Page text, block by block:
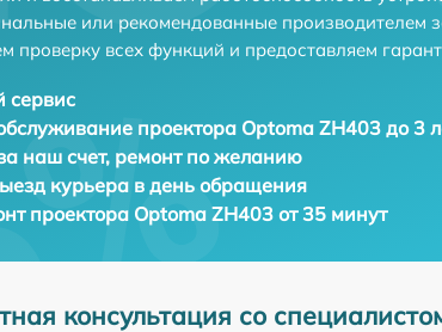
или рекомендованные производителем
проверку всех функций и предоставляем
проектора Optoma ZH403 до 3
наш счет, ремонт по желанию
курьера в день обращения
проектора Optoma ZH403 от 35 минут
консультация со